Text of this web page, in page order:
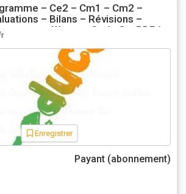
– Ce2 – Cm1 – Cm2 –
– Bilans – Révisions –
pour vos élèves – Cycle 3 – PDF à
Enregistrer
Payant (abonnement)